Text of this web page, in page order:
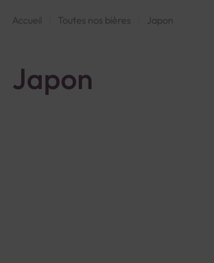
Accueil Toutes nos bières Japon
Japon